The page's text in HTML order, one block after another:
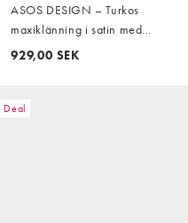
ASOS DESIGN – Turkos
maxiklänning i satin med
ståkrage och stora, utsvängda
929,00 SEK
Deal